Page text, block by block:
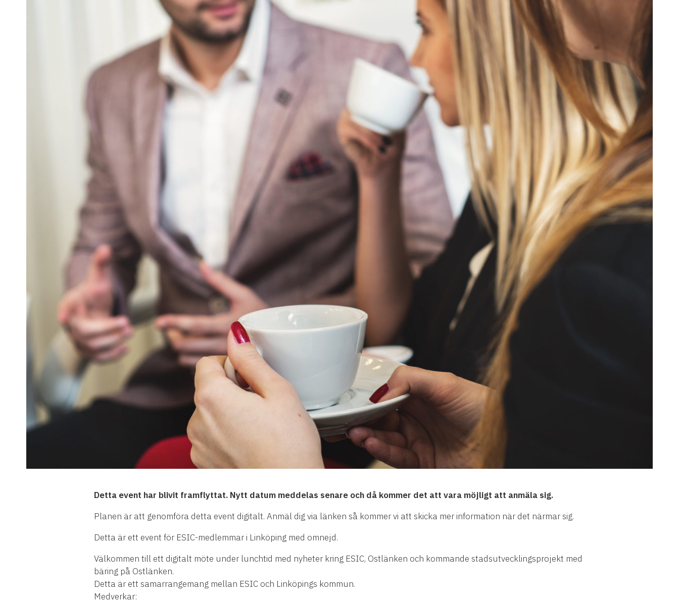
Detta event har blivit framflyttat. Nytt datum meddelas senare och då kommer det att vara möjligt att anmäla sig.
Planen är att genomföra detta event digitalt. Anmäl dig via länken så kommer vi att skicka mer information när det närmar sig.
Detta är ett event för ESIC-medlemmar i Linköping med omnejd.
Välkommen till ett digitalt möte under lunchtid med nyheter kring ESIC, Ostlänken och kommande stadsutvecklingsprojekt med
bäring på Ostlänken.
Detta är ett samarrangemang mellan ESIC och Linköpings kommun.
Medverkar: